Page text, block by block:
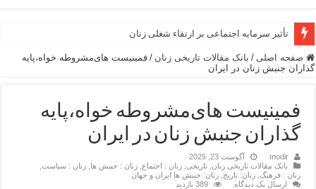
تأثیر سرمایه اجتماعی بر ارتقاء شغلی زنان
صفحه اصلی / بانک مقالات تاریخی زنان / فمینیست های‌مشروطه خواه‌،پایه
گذاران‌ جنبش‌ زنان‌ در‌ ایران
فمینیست های‌مشروطه خواه‌،پایه
گذاران‌ جنبش‌ زنان‌ در‌ ایران
modir
آگوست 23, 2025
بانک مقالات تاریخی زنان ,تاریخی ,زنان : اجتماع ,زنان : جنبش ها ,زنان : سیاست
زنان : فرهنگ ,زنان: تاریخ ,زنان: جنبش ها ایران و جهان
ارسال یک دیدگاه
389 بازدید